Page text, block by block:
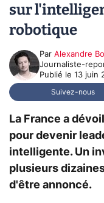
sur
robotique
Par Alexandre
Journaliste-
Publié le 13 juin
Suivez-nous
La France a
pour devenir
intelligente. Un
plusieurs
d'être annoncé.